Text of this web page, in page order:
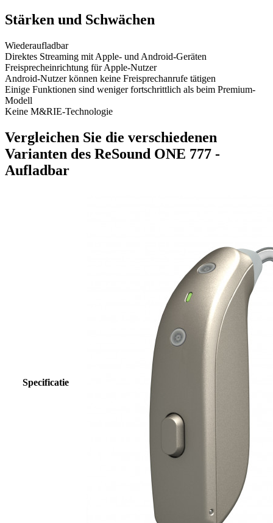
Stärken und Schwächen
Wiederaufladbar
Direktes Streaming mit Apple- und Android-Geräten
Freisprecheinrichtung für Apple-Nutzer
Android-Nutzer können keine Freisprechanrufe tätigen
Einige Funktionen sind weniger fortschrittlich als beim Premium-
Modell
Keine M&RIE-Technologie
Vergleichen Sie die verschiedenen
Varianten des ReSound ONE 777 -
Aufladbar
Specificatie